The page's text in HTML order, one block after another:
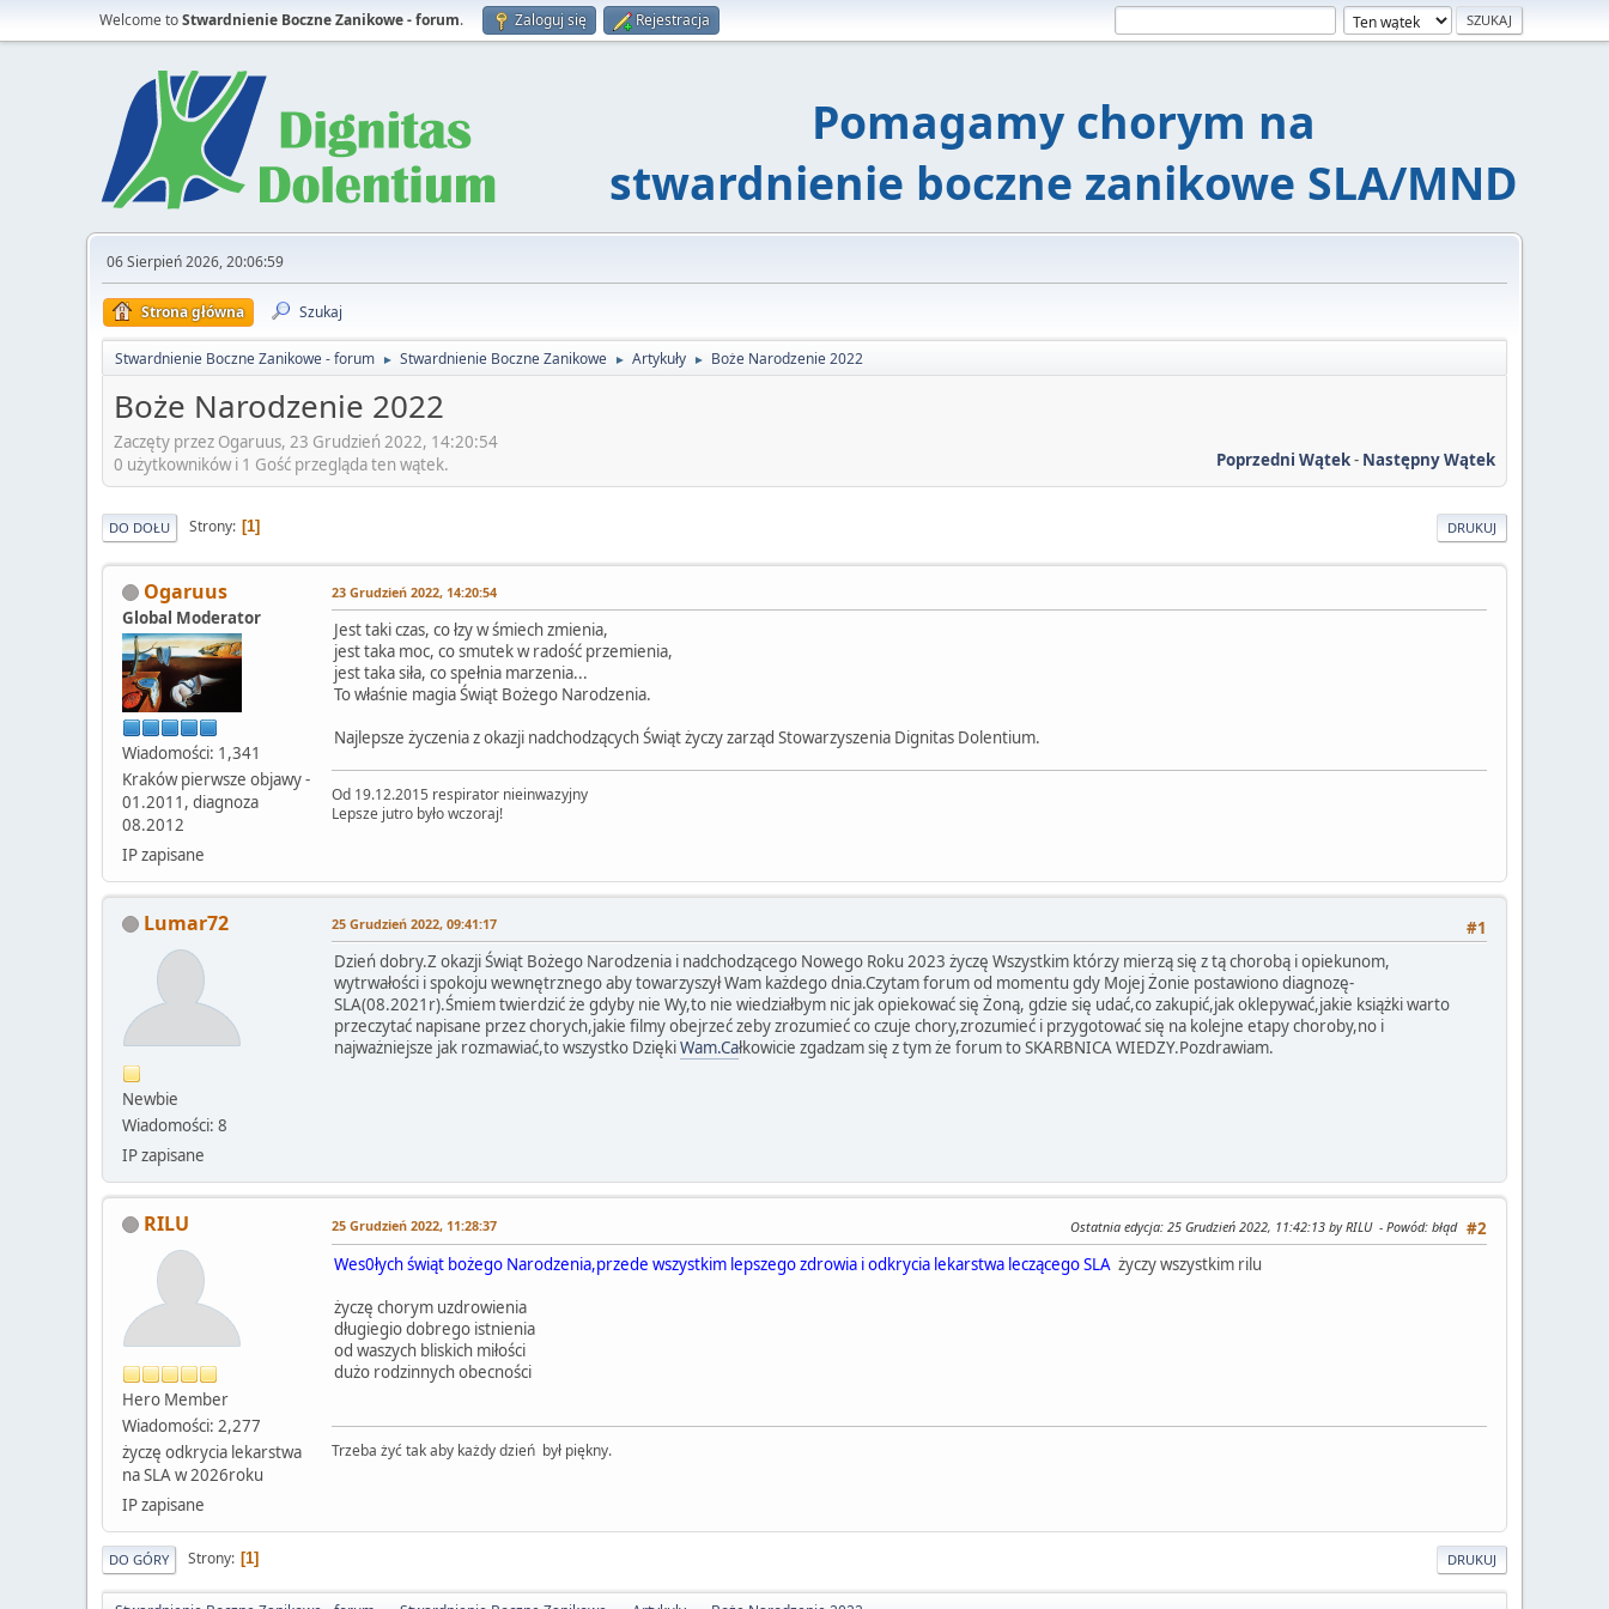
Welcome toStwardnienie Boczne Zanikowe - forum. Zaloguj się Rejestracja
Pomagamy chorym na
stwardnienie boczne zanikowe SLA/MND
06 Sierpień 2026, 20:06:59
Strona główna Szukaj
Stwardnienie Boczne Zanikowe - forum ► Stwardnienie Boczne Zanikowe ► Artykuły ► Boże Narodzenie 2022
Boże Narodzenie 2022
Zaczęty przez Ogaruus, 23 Grudzień 2022, 14:20:54
Poprzedni Wątek- Następny Wątek
0 użytkowników i 1 Gość przegląda ten wątek.
DRUKUJ
DO DOŁU Strony 1
Ogaruus
Global Moderator
Wiadomości: 1,341
Kraków pierwsze objawy -
01.2011, diagnoza
08.2012
IP zapisane
23 Grudzień 2022, 14:20:54
Jest taki czas, co łzy w śmiech zmienia,
jest taka moc, co smutek w radość przemienia,
jest taka siła, co spełnia marzenia...
To właśnie magia Świąt Bożego Narodzenia.
Najlepsze życzenia z okazji nadchodzących Świąt życzy zarząd Stowarzyszenia Dignitas Dolentium.
Od 19.12.2015 respirator nieinwazyjny
Lepsze jutro było wczoraj!
Lumar72
Newbie
Wiadomości: 8
IP zapisane
#1
25 Grudzień 2022, 09:41:17
Dzień dobry.Z okazji Świąt Bożego Narodzenia i nadchodzącego Nowego Roku 2023 życzę Wszystkim którzy mierzą się z tą chorobą i opiekunom,
wytrwałości i spokoju wewnętrznego aby towarzyszył Wam każdego dnia.Czytam forum od momentu gdy Mojej Żonie postawiono diagnozę-
SLA(08.2021r).Śmiem twierdzić że gdyby nie Wy,to nie wiedziałbym nic jak opiekować się Żoną, gdzie się udać,co zakupić,jak oklepywać,jakie książki warto
przeczytać napisane przez chorych,jakie filmy obejrzeć zeby zrozumieć co czuje chory,zrozumieć i przygotować się na kolejne etapy choroby,no i
najważniejsze jak rozmawiać,to wszystko DziękiWam.Całkowicie zgadzam się z tym że forum to SKARBNICA WIEDZY.Pozdrawiam.
RILU
Hero Member
Wiadomości: 2,277
życzę odkrycia lekarstwa
na SLA w 2026roku
IP zapisane
#2
25 Grudzień 2022, 11:28:37 Ostatnia edycja: 25 Grudzień 2022, 11:42:13 by RILU Powód: błąd
Wes0łych świąt bożego Narodzenia,przede wszystkim lepszego zdrowia i odkrycia lekarstwa leczącego SLA życzy wszystkim rilu
życzę chorym uzdrowienia
długiegio dobrego istnienia
od waszych bliskich miłości
dużo rodzinnych obecności
Trzeba żyć tak aby każdy dzień był piękny.
DRUKUJ
DO GÓRY Strony 1